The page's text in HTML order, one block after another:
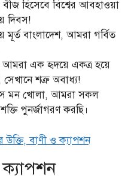
হিসেবে বিশ্বের আবহাওয়া
দিবস!
মূর্ত বাংলাদেশ, আমরা গর্বিত
আমরা এক হৃদয়ে একত্র হয়ে
শত্রু অবাধ্য!
মন খোলা, আমরা সকল
পুনর্জাগরণ করছি।
উক্তি, বাণী ও ক্যাপশন